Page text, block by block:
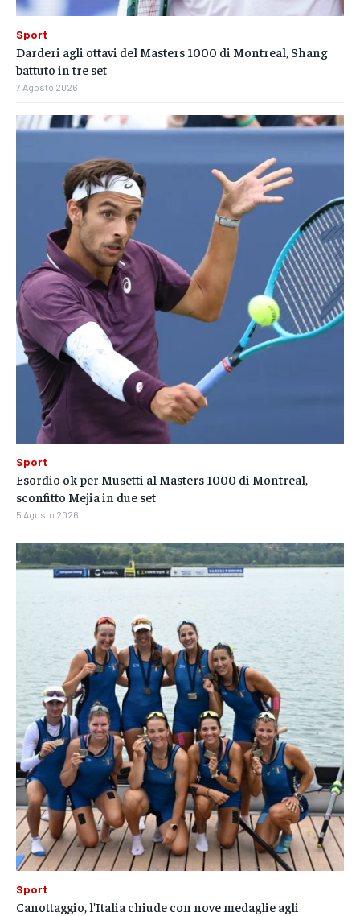
Sport
Darderi agli ottavi del Masters 1000 di Montreal, Shang
battuto in tre set
7 Agosto 2026
Sport
Esordio ok per Musetti al Masters 1000 di Montreal,
sconfitto Mejia in due set
5 Agosto 2026
Sport
Canottaggio, l’Italia chiude con nove medaglie agli